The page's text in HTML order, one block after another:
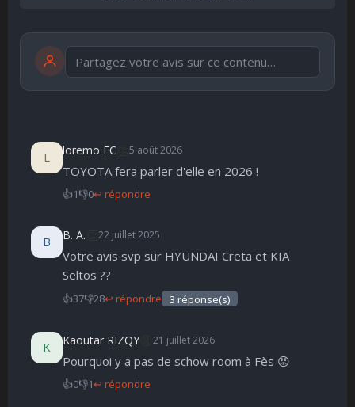
🤩
Parfait
👏
Bravo
😄 🙂
publication immédiate Publier
L loremo EC 5 août 2026
TOYOTA fera parler d'elle en 2026 !
👍1👎0↩ répondre
B B. A. 22 juillet 2025
Votre avis svp sur HYUNDAI Creta et KIA
Seltos ??
👍37👎28↩ répondre 3 réponse(s)
K Kaoutar RIZQY 21 juillet 2026
Pourquoi y a pas de schow room à Fès 😡
👍0👎1↩ répondre